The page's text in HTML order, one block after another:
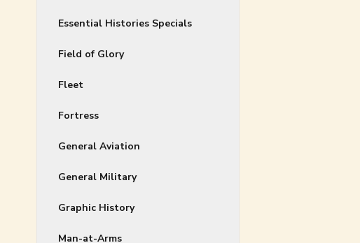
Essential Histories Specials
Field of Glory
Fleet
Fortress
General Aviation
General Military
Graphic History
Man-at-Arms